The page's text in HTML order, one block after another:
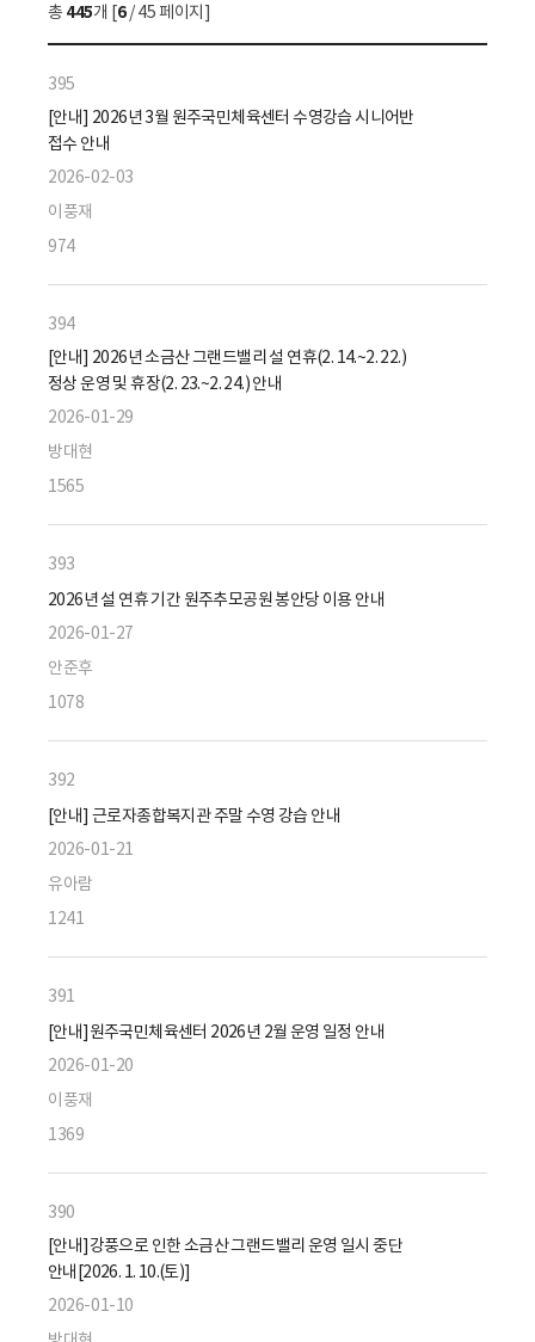
선
택
총 445개 [6/ 45 페이지]
395
[안내] 2026년 3월 원주국민체육센터 수영강습 시니어반
접수 안내
2026-02-03
이풍재
974
394
[안내] 2026년 소금산 그랜드밸리 설 연휴(2. 14.~2. 22.)
정상 운영 및 휴장(2. 23.~2. 24.) 안내
2026-01-29
방대현
1565
393
2026년 설 연휴 기간 원주추모공원 봉안당 이용 안내
2026-01-27
안준후
1078
392
[안내] 근로자종합복지관 주말 수영 강습 안내
2026-01-21
유아람
1241
391
[안내]원주국민체육센터 2026년 2월 운영 일정 안내
2026-01-20
이풍재
1369
390
[안내]강풍으로 인한 소금산 그랜드밸리 운영 일시 중단
안내[2026. 1. 10.(토)]
2026-01-10